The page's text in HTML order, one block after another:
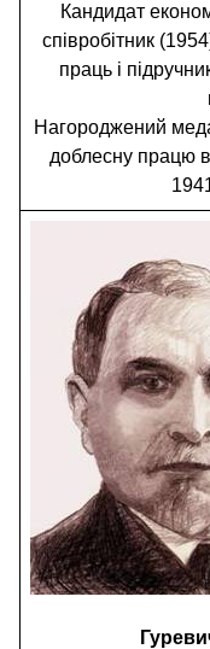
Кандидат
співробітник
праць і
Нагороджений
доблесну працю в